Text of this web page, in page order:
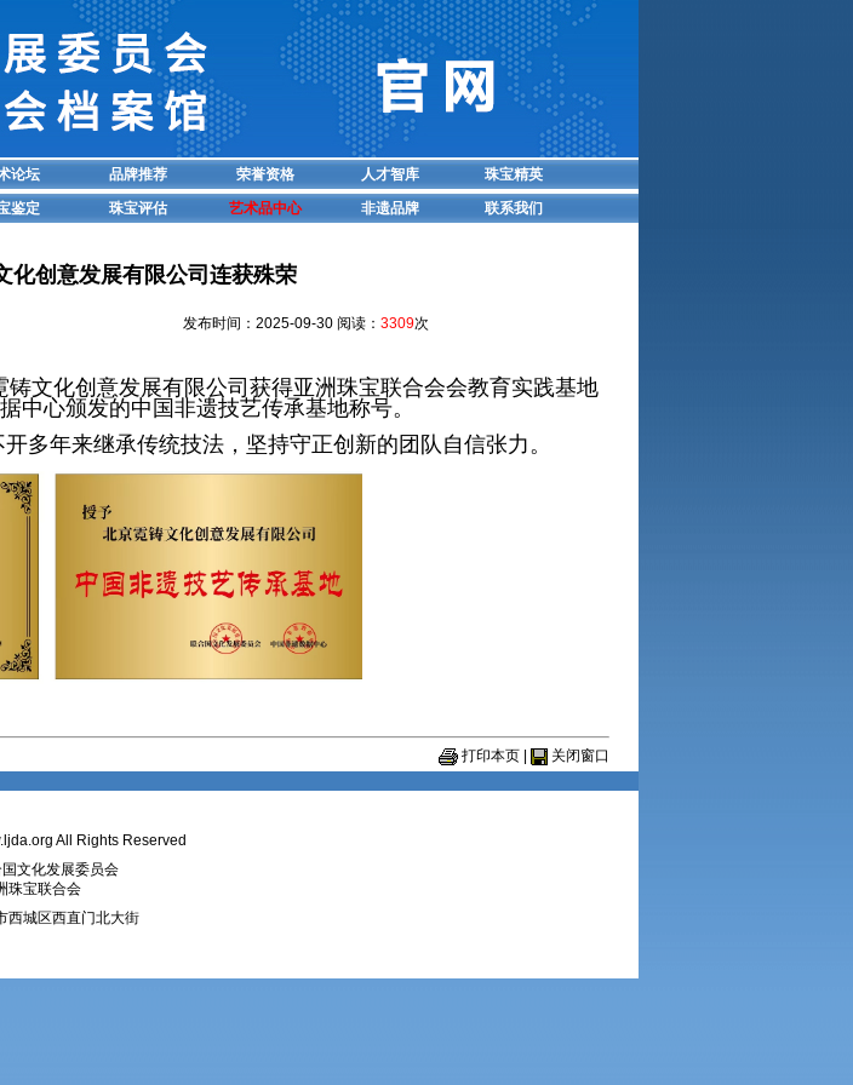
论坛 品牌推荐 荣誉资格 人才智库
珠宝精英
鉴定 珠宝评估 艺术品中心 非遗品牌 联系我们
化创意发展有限公司连获殊荣
发布时间：2025-09-30 阅读： 3309次
文化创意发展有限公司获得亚洲珠宝联合会会教育实践基地
中心颁发的中国非遗技艺传承基地称号。
年来继承传统技法，坚持守正创新的团队自信张力。
打印本页| 关闭窗口
All Rights Reserved
文化发展委员会
珠宝联合会
西城区西直门北大街